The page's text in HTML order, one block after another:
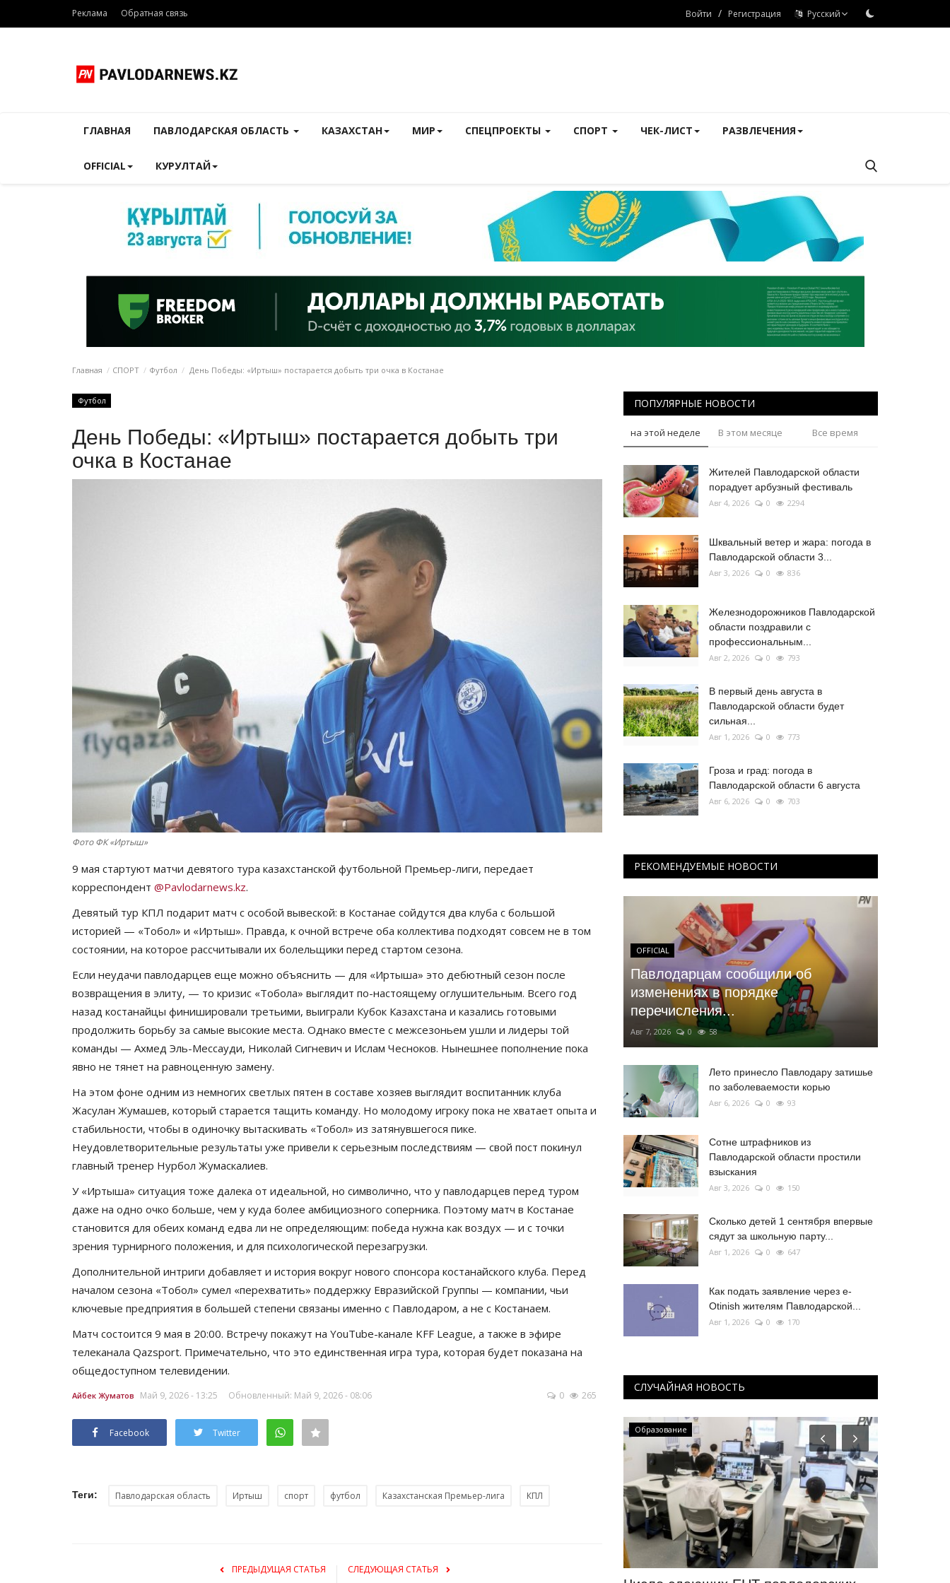
Реклама Обратная связь Войти / Регистрация Русский
ГЛАВНАЯ ПАВЛОДАРСКАЯ ОБЛАСТЬ КАЗАХСТАН МИР СПЕЦПРОЕКТЫ СПОРТ ЧЕК-ЛИСТ РАЗВЛЕЧЕНИЯ
OFFICIAL КУРУЛТАЙ
Главная СПОРТ Футбол День Победы: «Иртыш» постарается добыть три очка в Костанае
Футбол
День Победы: «Иртыш» постарается добыть три
очка в Костанае
Фото ФК «Иртыш»
9 мая стартуют матчи девятого тура казахстанской футбольной Премьер-лиги, передает
корреспондент @Pavlodarnews.kz.
Девятый тур КПЛ подарит матч с особой вывеской: в Костанае сойдутся два клуба с большой
историей — «Тобол» и «Иртыш». Правда, к очной встрече оба коллектива подходят совсем не в том
состоянии, на которое рассчитывали их болельщики перед стартом сезона.
Если неудачи павлодарцев еще можно объяснить — для «Иртыша» это дебютный сезон после
возвращения в элиту, — то кризис «Тобола» выглядит по-настоящему оглушительным. Всего год
назад костанайцы финишировали третьими, выиграли Кубок Казахстана и казались готовыми
продолжить борьбу за самые высокие места. Однако вместе с межсезоньем ушли и лидеры той
команды — Ахмед Эль-Мессауди, Николай Сигневич и Ислам Чесноков. Нынешнее пополнение пока
явно не тянет на равноценную замену.
На этом фоне одним из немногих светлых пятен в составе хозяев выглядит воспитанник клуба
Жасулан Жумашев, который старается тащить команду. Но молодому игроку пока не хватает опыта и
стабильности, чтобы в одиночку вытаскивать «Тобол» из затянувшегося пике.
Неудовлетворительные результаты уже привели к серьезным последствиям — свой пост покинул
главный тренер Нурбол Жумаскалиев.
У «Иртыша» ситуация тоже далека от идеальной, но символично, что у павлодарцев перед туром
даже на одно очко больше, чем у куда более амбициозного соперника. Поэтому матч в Костанае
становится для обеих команд едва ли не определяющим: победа нужна как воздух — и с точки
зрения турнирного положения, и для психологической перезагрузки.
Дополнительной интриги добавляет и история вокруг нового спонсора костанайского клуба. Перед
началом сезона «Тобол» сумел «перехватить» поддержку Евразийской Группы — компании, чьи
ключевые предприятия в большей степени связаны именно с Павлодаром, а не с Костанаем.
Матч состоится 9 мая в 20:00. Встречу покажут на YouTube-канале KFF League, а также в эфире
телеканала Qazsport. Примечательно, что это единственная игра тура, которая будет показана на
общедоступном телевидении.
Айбек Жуматов Май 9, 2026 - 13:25 Обновленный: Май 9, 2026 - 08:06 0 265
Facebook Twitter
Теги: Павлодарская область Иртыш спорт футбол Казахстанская Премьер-лига КПЛ
ПРЕДЫДУЩАЯ СТАТЬЯ
СЛЕДУЮЩАЯ СТАТЬЯ
ПОПУЛЯРНЫЕ НОВОСТИ
на этой неделе В этом месяце Все время
Жителей Павлодарской области
порадует арбузный фестиваль
Авг 4, 2026 0 2294
Шквальный ветер и жара: погода в
Павлодарской области 3...
Авг 3, 2026 0 836
Железнодорожников Павлодарской
области поздравили с
профессиональным...
Авг 2, 2026 0 793
В первый день августа в
Павлодарской области будет
сильная...
Авг 1, 2026 0 773
Гроза и град: погода в
Павлодарской области 6 августа
Авг 6, 2026 0 703
РЕКОМЕНДУЕМЫЕ НОВОСТИ
OFFICIAL
Павлодарцам сообщили об
изменениях в порядке
перечисления...
Авг 7, 2026 0 58
Лето принесло Павлодару затишье
по заболеваемости корью
Авг 6, 2026 0 93
Сотне штрафников из
Павлодарской области простили
взыскания
Авг 3, 2026 0 150
Сколько детей 1 сентября впервые
сядут за школьную парту...
Авг 1, 2026 0 647
Как подать заявление через e-
Otinish жителям Павлодарской...
Авг 1, 2026 0 170
СЛУЧАЙНАЯ НОВОСТЬ
Секреты профессии Образование